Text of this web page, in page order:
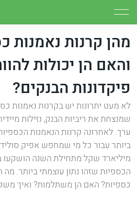
מהן קרנות נאמנות
והאם הן יכולות
פיקדונות הבנקים?
לא מעט יתרונות יש בקרנות נאמנות
שמנצחת את ריביות הבנק, נזילות
ערך. לאחרונה קרנות הנאמנות
מיליארד שקל מתחילת השנה הושקעו
הכספיות שזהו נתון עוצמתי ביותר. מה
כספיות? האם הן משתלמות? ואיך